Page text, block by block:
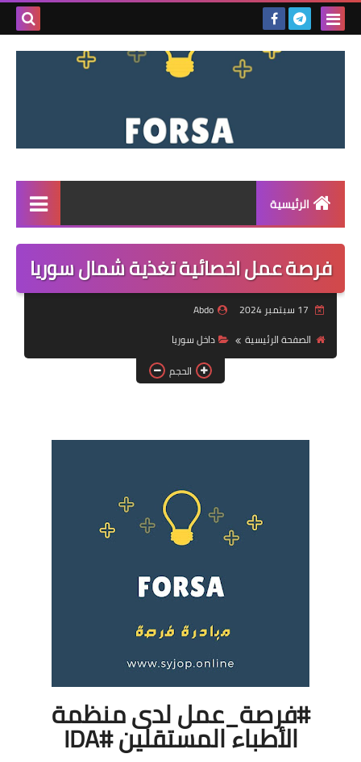
بحث
الرئيسية
القائمة
مناقصات
فرص عمل في تركيا
فرص عمل في العراق
فرص عمل في السودان
فرصة عمل اخصائية تغذية شمال سوريا
Abdo
الصفحة الرئيسية
داخل سوريا
الحجم
#فرصة_عمل لدى منظمة
الأطباء المستقلين #IDA